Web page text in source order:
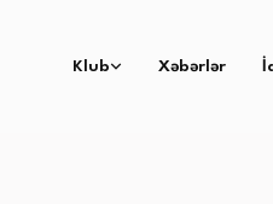
Klub Xəbərlər